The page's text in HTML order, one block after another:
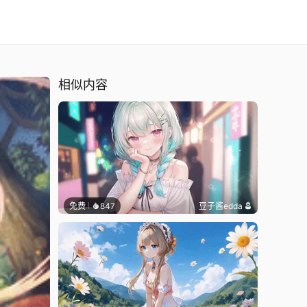
相似内容
免费 847 豆子酱edda